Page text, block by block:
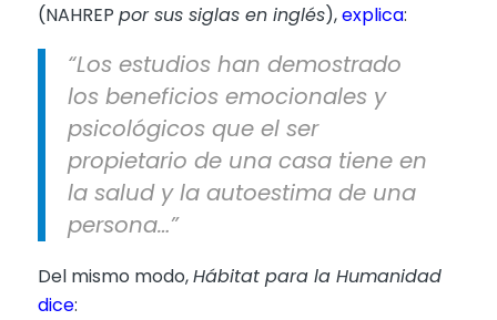
(NAHREP por sus siglas en inglés),explica:
“Los estudios han demostrado
los beneficios emocionales y
psicológicos que el ser
propietario de una casa tiene en
la salud y la autoestima de una
persona…”
Del mismo modo,Hábitat para la Humanidad
dice: